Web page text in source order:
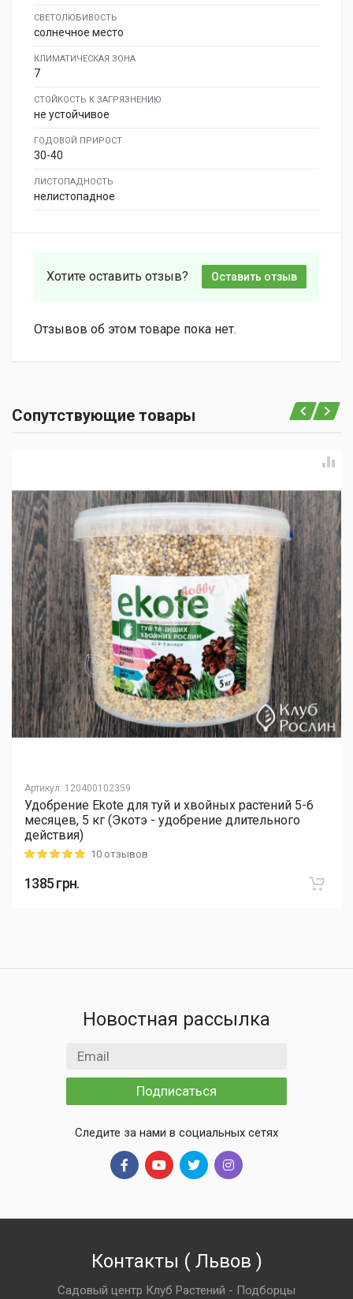
СВЕТОЛЮБИВОСТЬ
солнечное место
КЛИМАТИЧЕСКАЯ ЗОНА
7
СТОЙКОСТЬ К ЗАГРЯЗНЕНИЮ
не устойчивое
ГОДОВОЙ ПРИРОСТ
30-40
ЛИСТОПАДНОСТЬ
нелистопадное
Хотите оставить отзыв? Оставить отзыв
Отзывов об этом товаре пока нет.
Сопутствующие товары
Артикул: 120400102359
Удобрение Ekote для туй и хвойных растений 5-6
месяцев, 5 кг (Экотэ - удобрение длительного
действия)
Rating: 5 out of 510 отзывов
1385грн.
Новостная рассылка
Email адрес
Подписаться
Следите за нами в социальных сетях
Контакты ( Львов )
Садовый центр Клуб Растений - Подборцы